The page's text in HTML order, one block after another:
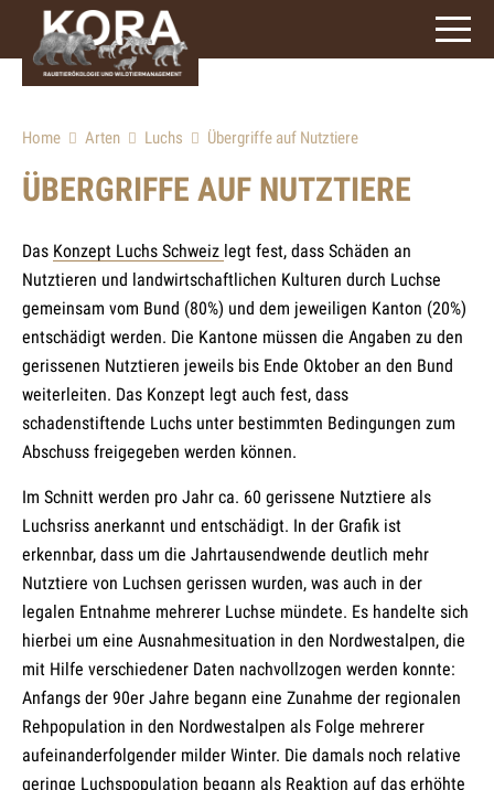
Home Arten Luchs Übergriffe auf Nutztiere
ÜBERGRIFFE AUF NUTZTIERE
Das Konzept Luchs Schweiz legt fest, dass Schäden an
Nutztieren und landwirtschaftlichen Kulturen durch Luchse
gemeinsam vom Bund (80%) und dem jeweiligen Kanton (20%)
entschädigt werden. Die Kantone müssen die Angaben zu den
gerissenen Nutztieren jeweils bis Ende Oktober an den Bund
weiterleiten. Das Konzept legt auch fest, dass
schadenstiftende Luchs unter bestimmten Bedingungen zum
Abschuss freigegeben werden können.
Im Schnitt werden pro Jahr ca. 60 gerissene Nutztiere als
Luchsriss anerkannt und entschädigt. In der Grafik ist
erkennbar, dass um die Jahrtausendwende deutlich mehr
Nutztiere von Luchsen gerissen wurden, was auch in der
legalen Entnahme mehrerer Luchse mündete. Es handelte sich
hierbei um eine Ausnahmesituation in den Nordwestalpen, die
mit Hilfe verschiedener Daten nachvollzogen werden konnte:
Anfangs der 90er Jahre begann eine Zunahme der regionalen
Rehpopulation in den Nordwestalpen als Folge mehrerer
aufeinanderfolgender milder Winter. Die damals noch relative
geringe Luchspopulation begann als Reaktion auf das erhöhte